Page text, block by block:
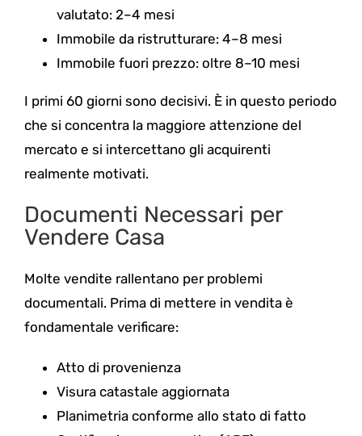
valutato: 2–4 mesi
Immobile da ristrutturare: 4–8 mesi
Immobile fuori prezzo: oltre 8–10 mesi
I primi 60 giorni sono decisivi. È in questo periodo
che si concentra la maggiore attenzione del
mercato e si intercettano gli acquirenti
realmente motivati.
Documenti Necessari per
Vendere Casa
Molte vendite rallentano per problemi
documentali. Prima di mettere in vendita è
fondamentale verificare:
Atto di provenienza
Visura catastale aggiornata
Planimetria conforme allo stato di fatto